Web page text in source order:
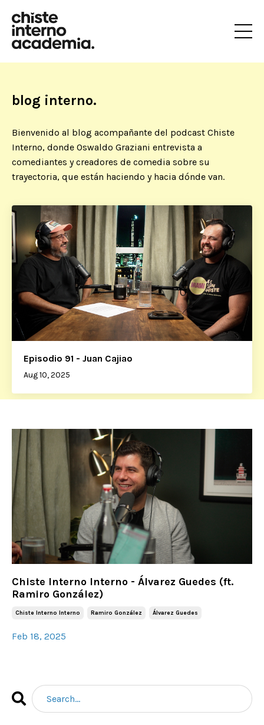
blog interno.
Bienvenido al blog acompañante del podcast Chiste
Interno, donde Oswaldo Graziani entrevista a
comediantes y creadores de comedia sobre su
trayectoria, que están haciendo y hacia dónde van.
Episodio 91 - Juan Cajiao
Aug 10, 2025
Chiste Interno Interno - Álvarez Guedes (ft.
Ramiro González)
Chiste Interno Interno Ramiro González Álvarez Guedes
Feb 18, 2025